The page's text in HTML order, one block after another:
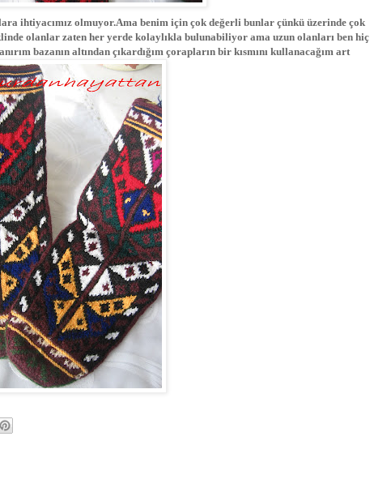
ihtiyacımız olmuyor.Ama benim için çok değerli bunlar çünkü üzerinde çok
olanlar zaten her yerde kolaylıkla bulunabiliyor ama uzun olanları ben hiç
bazanın altından çıkardığım çorapların bir kısmını kullanacağım art